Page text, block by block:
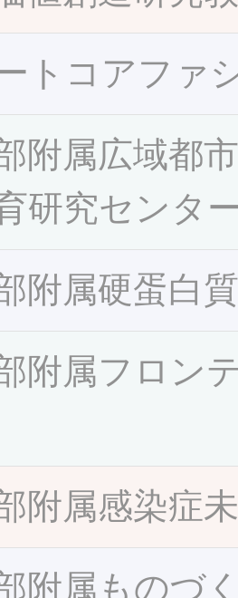
トコアファ
附属広域都
研究センタ
附属硬蛋白
附属フロン
附属感染症
附属ものづ